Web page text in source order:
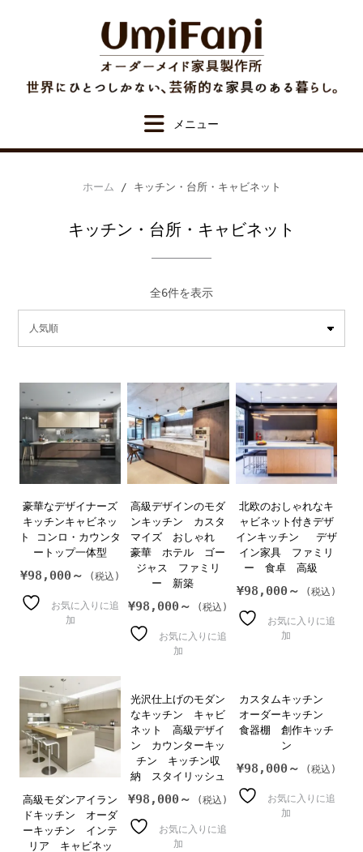
ホーム / キッチン・台所・キャビネット
キッチン・台所・キャビネット
全6件を表示人
気
豪華なデザイナーズ
キッチンキャビネッ
ト コンロ・カウンタ
ートップ一体型
¥98,000～
お気に入りに追
加
高級デザインのモダ
ンキッチン カスタ
マイズ おしゃれ
豪華 ホテル ゴー
ジャス ファミリ
ー 新築
¥98,000～
お気に入りに追
加
北欧のおしゃれなキ
ャビネット付きデザ
インキッチン デザ
イン家具 ファミリ
ー 食卓 高級
¥98,000～
お気に入りに追
加
高級モダンアイラン
ドキッチン オーダ
ーキッチン インテ
リア キャビネッ
光沢仕上げのモダン
なキッチン キャビ
ネット 高級デザイ
ン カウンターキッ
チン キッチン収
納 スタイリッシュ
¥98,000～
お気に入りに追
加
カスタムキッチン
オーダーキッチン
食器棚 創作キッチ
ン
¥98,000～
お気に入りに追
加